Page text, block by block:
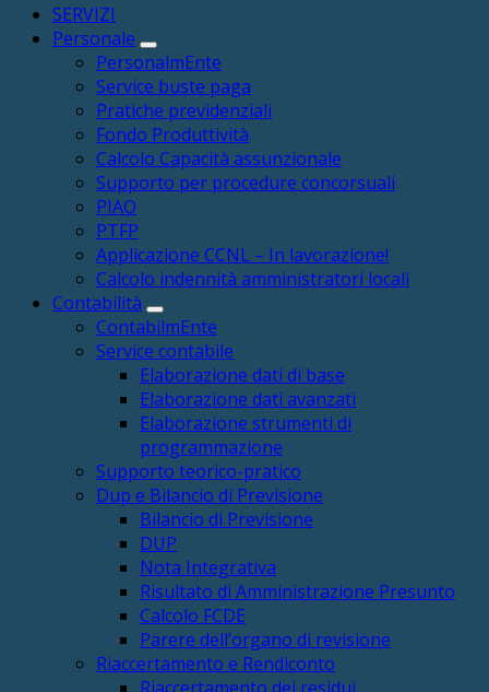
SERVIZI
Personale
PersonalmEnte
Service buste paga
Pratiche previdenziali
Fondo Produttività
Calcolo Capacità assunzionale
Supporto per procedure concorsuali
PIAO
PTFP
Applicazione CCNL – In lavorazione!
Calcolo indennità amministratori locali
Contabilità
ContabilmEnte
Service contabile
Elaborazione dati di base
Elaborazione dati avanzati
Elaborazione strumenti di
programmazione
Supporto teorico-pratico
Dup e Bilancio di Previsione
Bilancio di Previsione
DUP
Nota Integrativa
Risultato di Amministrazione Presunto
Calcolo FCDE
Parere dell’organo di revisione
Riaccertamento e Rendiconto
Riaccertamento dei residui